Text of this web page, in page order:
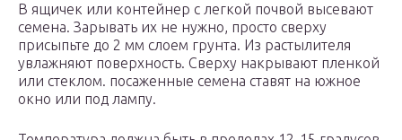
В ящичек или контейнер с легкой почвой высевают
семена. Зарывать их не нужно, просто сверху
присыпьте до 2 мм слоем грунта. Из растылителя
увлажняют поверхность. Сверху накрывают пленкой
или стеклом. посаженные семена ставят на южное
окно или под лампу.